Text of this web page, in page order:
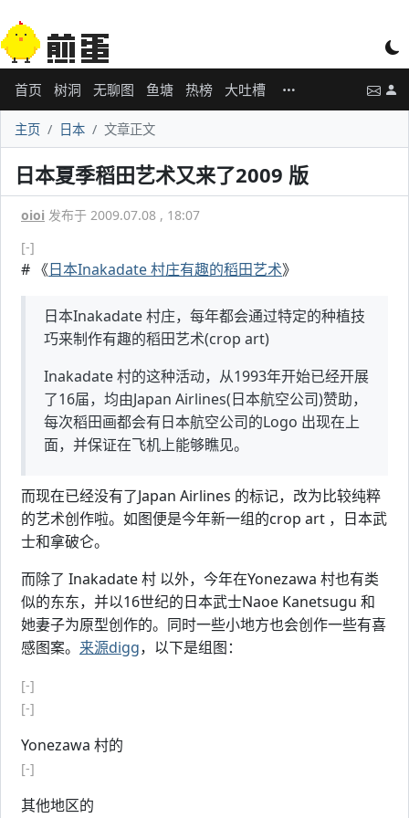
首页 树洞 无聊图 鱼塘 热榜 大吐槽
主页 日本 文章正文
日本夏季稻田艺术又来了2009 版
oioi 发布于 2009.07.08 , 18:07
[-]
# 《日本Inakadate 村庄有趣的稻田艺术》
日本Inakadate 村庄，每年都会通过特定的种植技
巧来制作有趣的稻田艺术(crop art)
Inakadate 村的这种活动，从1993年开始已经开展
了16届，均由Japan Airlines(日本航空公司)赞助，
每次稻田画都会有日本航空公司的Logo 出现在上
面，并保证在飞机上能够瞧见。
而现在已经没有了Japan Airlines 的标记，改为比较纯粹
的艺术创作啦。如图便是今年新一组的crop art ，日本武
士和拿破仑。
而除了 Inakadate 村 以外，今年在Yonezawa 村也有类
似的东东，并以16世纪的日本武士Naoe Kanetsugu 和
她妻子为原型创作的。同时一些小地方也会创作一些有喜
感图案。 来源digg，以下是组图：
[-]
[-]
Yonezawa 村的
[-]
其他地区的